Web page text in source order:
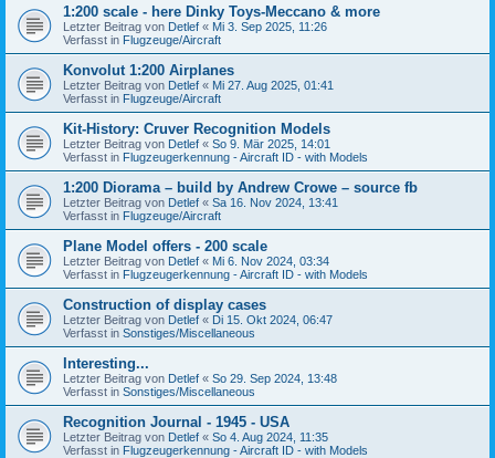
1:200 scale - here Dinky Toys-Meccano & more
Letzter Beitrag von Detlef « Mi 3. Sep 2025, 11:26
Verfasst in Flugzeuge/Aircraft
Konvolut 1:200 Airplanes
Letzter Beitrag von Detlef « Mi 27. Aug 2025, 01:41
Verfasst in Flugzeuge/Aircraft
Kit-History: Cruver Recognition Models
Letzter Beitrag von Detlef « So 9. Mär 2025, 14:01
Verfasst in Flugzeugerkennung - Aircraft ID - with Models
1:200 Diorama – build by Andrew Crowe – source fb
Letzter Beitrag von Detlef « Sa 16. Nov 2024, 13:41
Verfasst in Flugzeuge/Aircraft
Plane Model offers - 200 scale
Letzter Beitrag von Detlef « Mi 6. Nov 2024, 03:34
Verfasst in Flugzeugerkennung - Aircraft ID - with Models
Construction of display cases
Letzter Beitrag von Detlef « Di 15. Okt 2024, 06:47
Verfasst in Sonstiges/Miscellaneous
Interesting...
Letzter Beitrag von Detlef « So 29. Sep 2024, 13:48
Verfasst in Sonstiges/Miscellaneous
Recognition Journal - 1945 - USA
Letzter Beitrag von Detlef « So 4. Aug 2024, 11:35
Verfasst in Flugzeugerkennung - Aircraft ID - with Models